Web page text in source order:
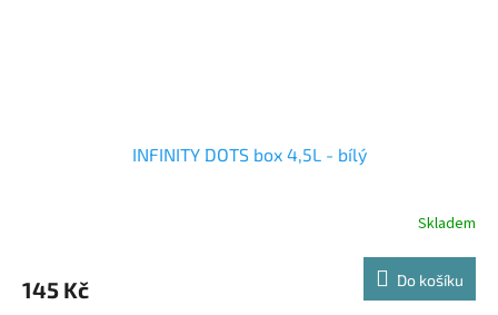
INFINITY DOTS box 4,5L - bílý
Skladem
145 Kč Do košíku